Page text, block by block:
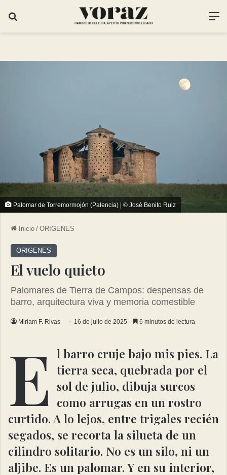
Palomar de Torremormojón (Palencia) | © José Benito Ruiz
Inicio / ORIGENES
ORIGENES
El vuelo quieto
Palomares de Tierra de Campos: despensas de
barro, arquitectura viva y memoria comestible
Miriam F. Rivas 16 de julio de 2025 6 minutos de lectura
E l barro cruje bajo mis pies. La
tierra seca, quebrada por el
sol de julio, dibuja surcos
como arrugas en un rostro
curtido. A lo lejos, entre trigales recién
segados, se recorta la silueta de un
cilindro solitario. No es un silo, ni un
aljibe. Es un palomar. Y en su interior,